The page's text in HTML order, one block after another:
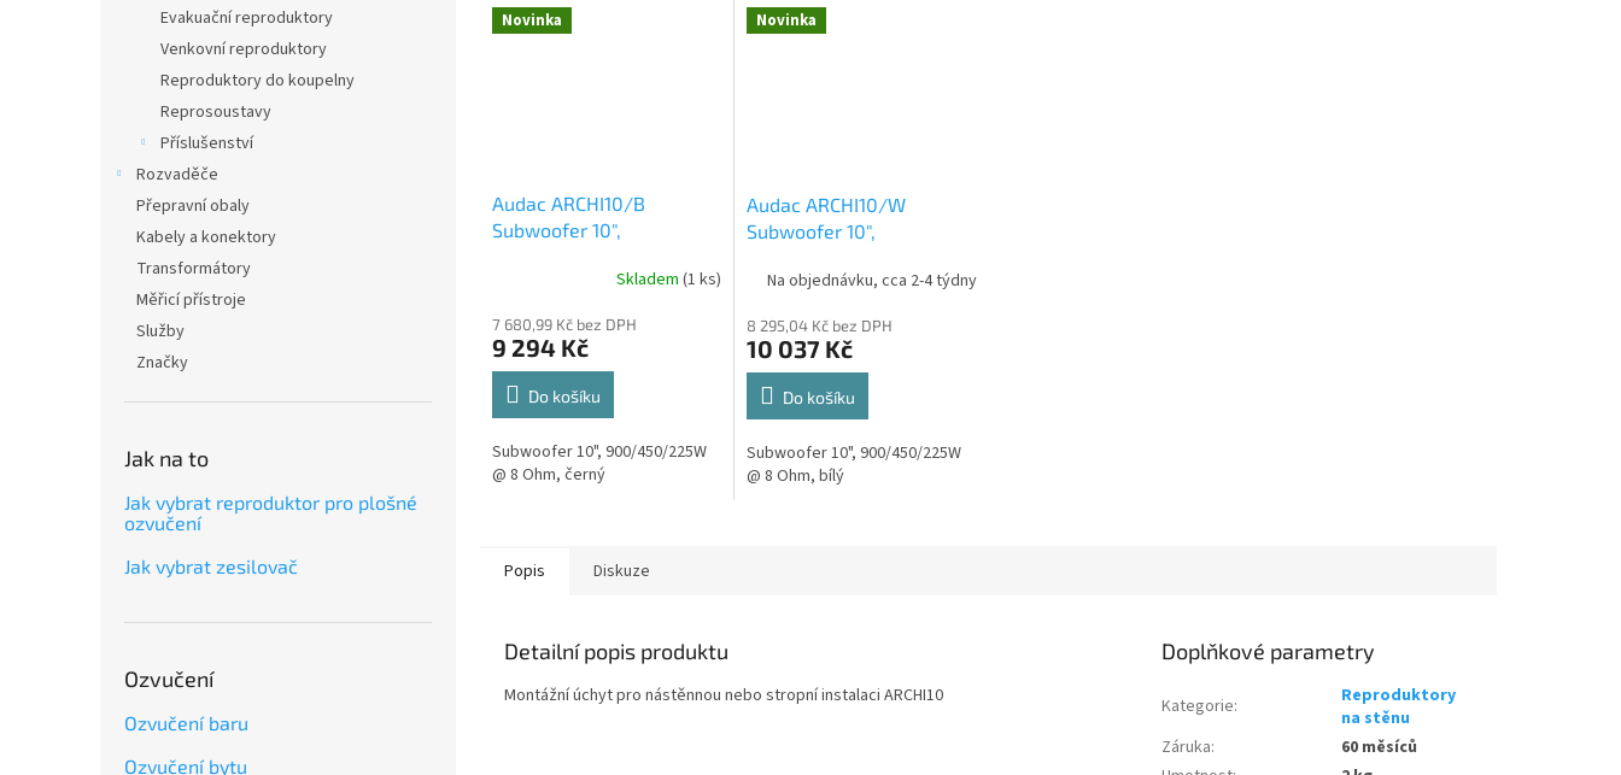
Evakuační reproduktory
Venkovní reproduktory
Reproduktory do koupelny
Reprosoustavy
Příslušenství
Rozvaděče
Přepravní obaly
Kabely a konektory
Transformátory
Měřicí přístroje
Služby
Značky
Jak na to
Jak vybrat reproduktor pro plošné
ozvučení
Jak vybrat zesilovač
Ozvučení
Ozvučení baru
Ozvučení bytu
Novinka
Audac ARCHI10/B
Subwoofer 10",
Skladem (1 ks)
7 680,99 Kč bez DPH
9 294 Kč
Do košíku
Subwoofer 10", 900/450/225W
@ 8 Ohm, černý
Novinka
Audac ARCHI10/W
Subwoofer 10",
bílýNa objednávku, cca 2-4 týdny
8 295,04 Kč bez DPH
10 037 Kč
Do košíku
Subwoofer 10", 900/450/225W
@ 8 Ohm, bílý
Popis Diskuze
Detailní popis produktu
Montážní úchyt pro nástěnnou nebo stropní instalaci ARCHI10
Doplňkové parametry
Kategorie:
Reproduktory
na stěnu
Záruka:
60 měsíců